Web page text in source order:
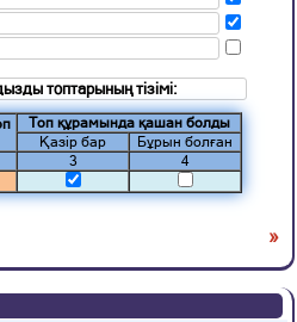
топтарының тізімі:
Топ құрамында қашан болды
Қазір бар
Бұрын болған
3 4
»